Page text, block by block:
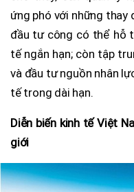
ứng phó với những thay
đầu tư công có thể hỗ
tế ngắn hạn; còn tập
và đầu tư nguồn nhân
tế trong dài hạn.
Diễn biến kinh tế Việt
giới